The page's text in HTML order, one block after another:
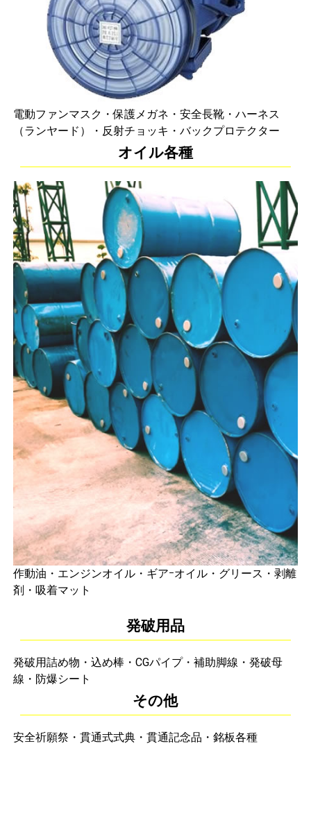
電動ファンマスク・保護メガネ・安全長靴・ハーネス
（ランヤード）・反射チョッキ・バックプロテクター
オイル各種
作動油・エンジンオイル・ギアｰオイル・グリース・剥離
剤・吸着マット
発破用品
発破用詰め物・込め棒・CGパイプ・補助脚線・発破母
線・防爆シート
その他
安全祈願祭・貫通式式典・貫通記念品・銘板各種